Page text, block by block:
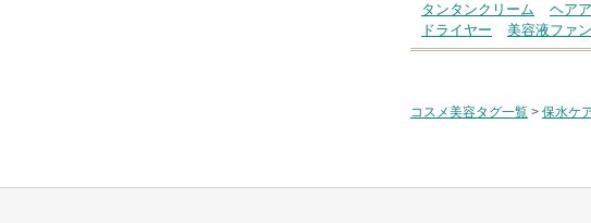
タンタンクリーム
ヘア
ドライヤー
美容液ファ
コスメ美容タグ一覧 > 保水ケ